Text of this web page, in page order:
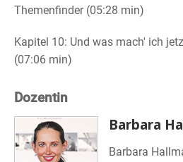
Themenfinder (05:28 min)
Kapitel 10: Und was mach' ich
(07:06 min)
Dozentin
Barbara
Barbara